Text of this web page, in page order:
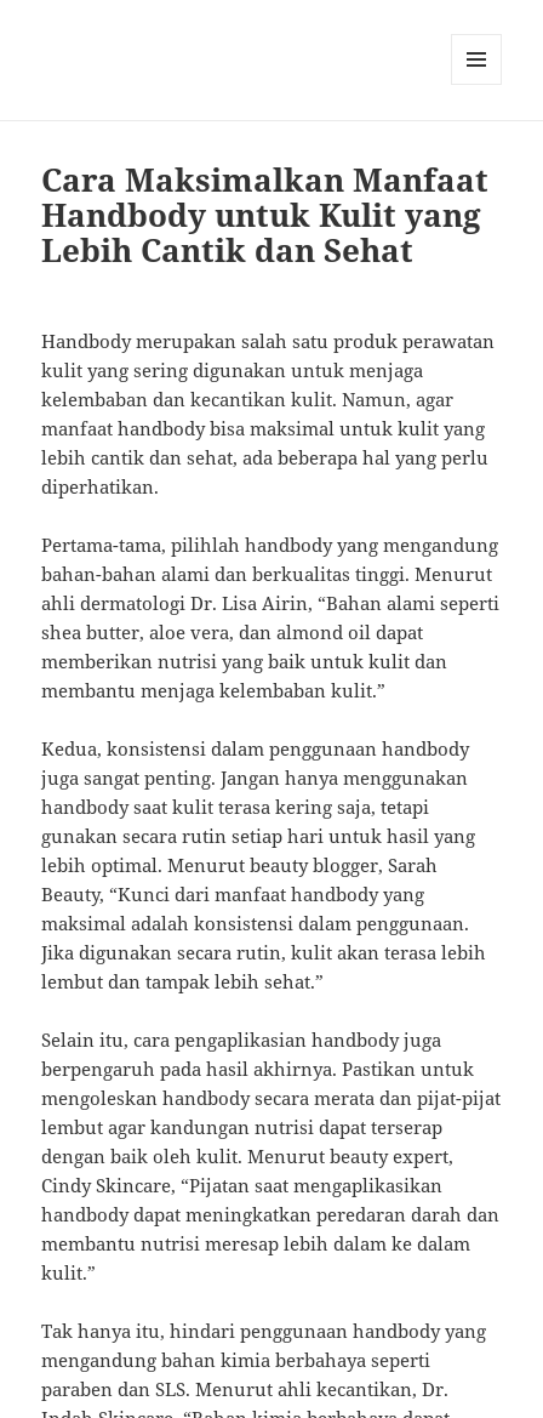
Cara Maksimalkan Manfaat
Handbody untuk Kulit yang
Lebih Cantik dan Sehat
Handbody merupakan salah satu produk perawatan
kulit yang sering digunakan untuk menjaga
kelembaban dan kecantikan kulit. Namun, agar
manfaat handbody bisa maksimal untuk kulit yang
lebih cantik dan sehat, ada beberapa hal yang perlu
diperhatikan.
Pertama-tama, pilihlah handbody yang mengandung
bahan-bahan alami dan berkualitas tinggi. Menurut
ahli dermatologi Dr. Lisa Airin, “Bahan alami seperti
shea butter, aloe vera, dan almond oil dapat
memberikan nutrisi yang baik untuk kulit dan
membantu menjaga kelembaban kulit.”
Kedua, konsistensi dalam penggunaan handbody
juga sangat penting. Jangan hanya menggunakan
handbody saat kulit terasa kering saja, tetapi
gunakan secara rutin setiap hari untuk hasil yang
lebih optimal. Menurut beauty blogger, Sarah
Beauty, “Kunci dari manfaat handbody yang
maksimal adalah konsistensi dalam penggunaan.
Jika digunakan secara rutin, kulit akan terasa lebih
lembut dan tampak lebih sehat.”
Selain itu, cara pengaplikasian handbody juga
berpengaruh pada hasil akhirnya. Pastikan untuk
mengoleskan handbody secara merata dan pijat-pijat
lembut agar kandungan nutrisi dapat terserap
dengan baik oleh kulit. Menurut beauty expert,
Cindy Skincare, “Pijatan saat mengaplikasikan
handbody dapat meningkatkan peredaran darah dan
membantu nutrisi meresap lebih dalam ke dalam
kulit.”
Tak hanya itu, hindari penggunaan handbody yang
mengandung bahan kimia berbahaya seperti
paraben dan SLS. Menurut ahli kecantikan, Dr.